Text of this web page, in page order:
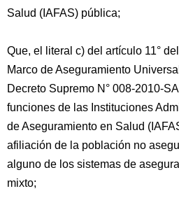
Salud (IAFAS) pública;
Que, el literal c) del artículo 11°
Marco de Aseguramiento
Decreto Supremo N° 008-2010-
funciones de las Instituciones
de Aseguramiento en Salud
afiliación de la población no
alguno de los sistemas de
mixto;